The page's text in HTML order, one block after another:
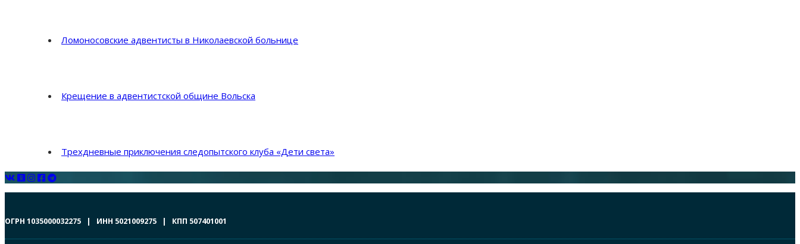
Ломоносовские адвентисты в Николаевской больнице
Крещение в адвентистской общине Вольска
Трехдневные приключения следопытского клуба «Дети света»
ОГРН 1035000032275 | ИНН 5021009275 | КПП 507401001